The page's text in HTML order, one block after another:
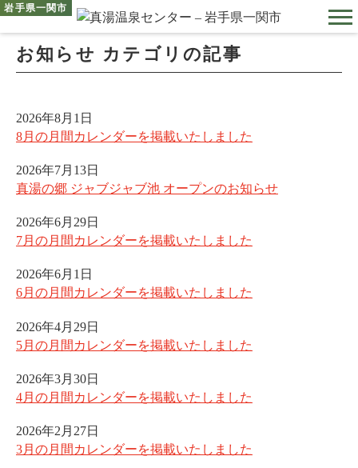
お知らせ カテゴリの記事
2026年8月1日
8月の月間カレンダーを掲載いたしました
2026年7月13日
真湯の郷 ジャブジャブ池 オープンのお知らせ
2026年6月29日
7月の月間カレンダーを掲載いたしました
2026年6月1日
6月の月間カレンダーを掲載いたしました
2026年4月29日
5月の月間カレンダーを掲載いたしました
2026年3月30日
4月の月間カレンダーを掲載いたしました
2026年2月27日
3月の月間カレンダーを掲載いたしました
TOP
アクティビティ
コテージ
入浴料金
アクセス